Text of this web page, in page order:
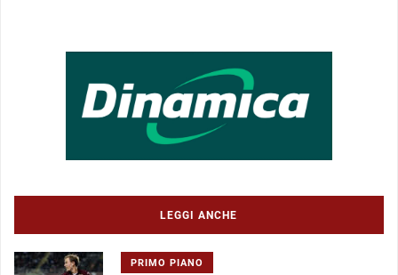
LEGGI ANCHE
PRIMO PIANO